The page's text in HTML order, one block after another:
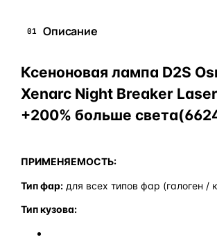
01 Описание
Ксеноновая лампа D2S
Xenarc Night Breaker
+200% больше
ПРИМЕНЯЕМОСТЬ:
Тип фар: для всех типов фар (галоген /
Тип кузова: